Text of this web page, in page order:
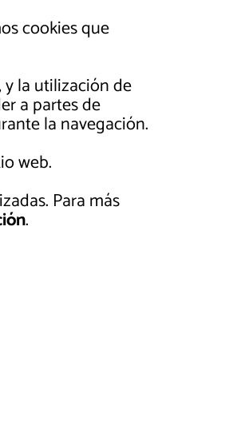
cookies que
la utilización de
a partes de
la navegación.
web.
Para más
.